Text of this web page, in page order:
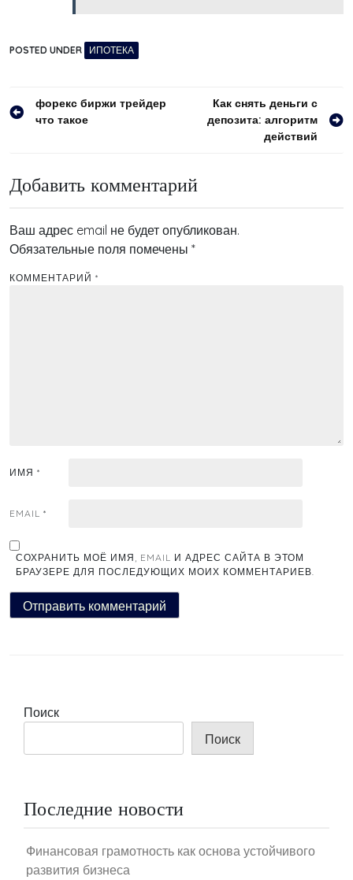
POSTED UNDER ИПОТЕКА
Навигация
форекс биржи трейдер
что такое
Как снять деньги с
депозита: алгоритм
действий
Добавить комментарий
Ваш адрес email не будет опубликован.
Обязательные поля помечены *
КОММЕНТАРИЙ *
ИМЯ *
EMAIL *
СОХРАНИТЬ МОЁ ИМЯ, EMAIL И АДРЕС САЙТА В ЭТОМ
БРАУЗЕРЕ ДЛЯ ПОСЛЕДУЮЩИХ МОИХ КОММЕНТАРИЕВ.
Поиск
Поиск
Последние новости
Финансовая грамотность как основа устойчивого
развития бизнеса